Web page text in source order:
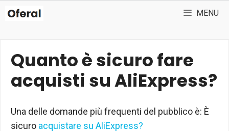
MENU
Quanto è sicuro fare
acquisti su AliExpress?
Una delle domande più frequenti del pubblico è: È
sicuro acquistare su AliExpress?